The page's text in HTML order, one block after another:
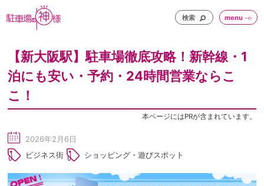
検索 menu
【新大阪駅】駐車場徹底攻略！新幹線・1
泊にも安い・予約・24時間営業ならこ
こ！
本ページにはPRが含まれています。
sc
du
2026年2月6日
ビジネス街
ショッピング・遊びスポット